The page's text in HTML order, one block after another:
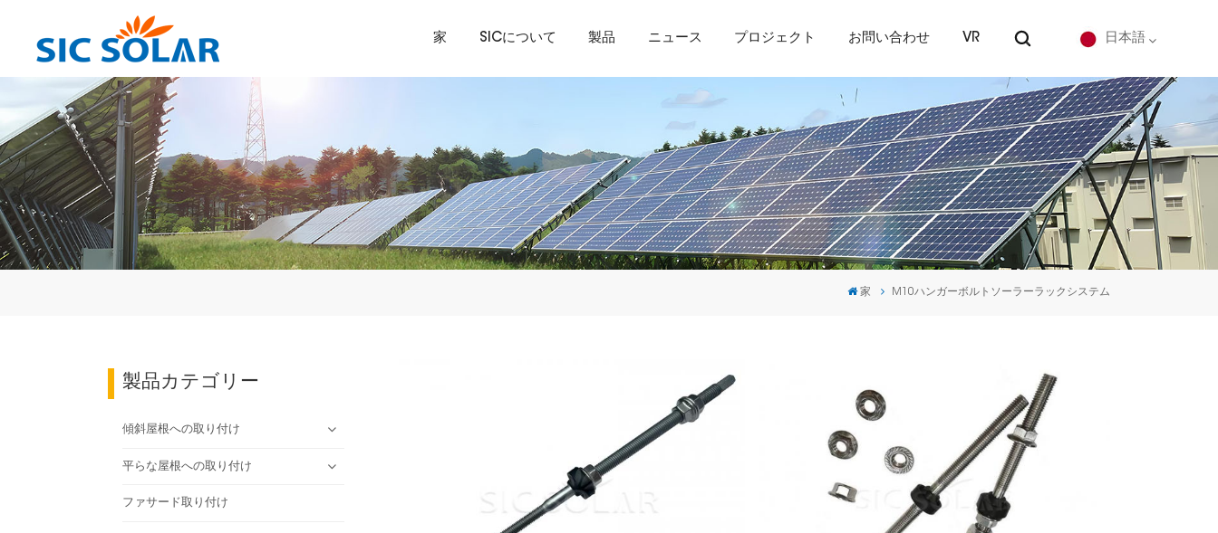
家 SICについて 製品 ニュース プロジェクト お問い合わせ VR 日本語
English
Deutsch
español
português
家 M10ハンガーボルトソーラーラックシステム
製品カテゴリー
傾斜屋根への取り付け
平らな屋根への取り付け
ファサード取り付け